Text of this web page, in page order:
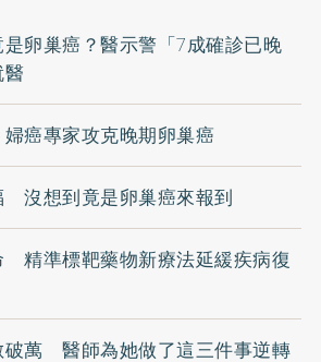
卵巢癌？醫示警「7成確診已晚
癌專家攻克晚期卵巢癌
沒想到竟是卵巢癌來報到
精準標靶藥物新療法延緩疾病復
破萬 醫師為她做了這三件事逆轉